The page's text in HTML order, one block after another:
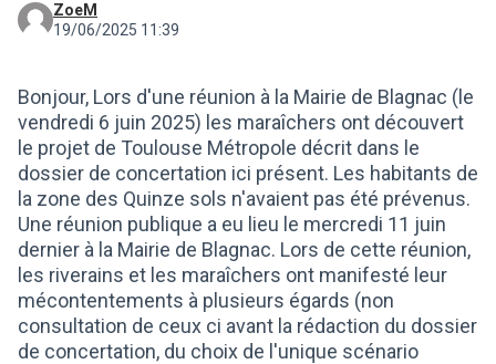
ZoeM
19/06/2025 11:39
Bonjour, Lors d'une réunion à la Mairie de Blagnac (le
vendredi 6 juin 2025) les maraîchers ont découvert
le projet de Toulouse Métropole décrit dans le
dossier de concertation ici présent. Les habitants de
la zone des Quinze sols n'avaient pas été prévenus.
Une réunion publique a eu lieu le mercredi 11 juin
dernier à la Mairie de Blagnac. Lors de cette réunion,
les riverains et les maraîchers ont manifesté leur
mécontentements à plusieurs égards (non
consultation de ceux ci avant la rédaction du dossier
de concertation, du choix de l'unique scénario